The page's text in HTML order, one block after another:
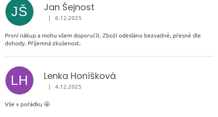
JŠ Jan Šejnost
Hodnocení obchodu je 5 z 5 hvězdiček.
| 6.12.2025
První nákup a mohu všem doporučit. Zboží odesláno bezvadně, přesně dle
dohody. Příjemná zkušenost.
LH Lenka Honíšková
Hodnocení obchodu je 5 z 5 hvězdiček.
| 4.12.2025
Vše v pořádku 🤩